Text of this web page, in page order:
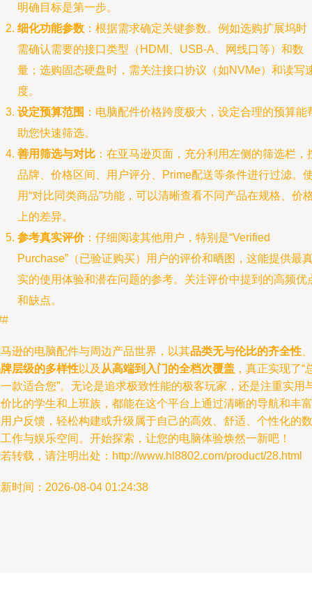
明确目标是第一步。
细化功能参数 ：根据需求确定关键参数。例如选购扩展坞时
需确认需要的接口类型（HDMI、USB-A、网线口等）和数
量；选购固态硬盘时，需关注接口协议（如NVMe）和读写
度。
设定预算范围 ：电脑配件价格跨度极大，设定合理的预算能
助您快速筛选。
善用筛选与对比 ：在亚马逊页面，充分利用左侧的筛选栏，
品牌、价格区间、用户评分、Prime配送等条件进行过滤。
用“对比同类商品”功能，可以清晰查看不同产品在规格、价
上的差异。
参考真实评价：仔细阅读其他用户，特别是“Verified
Purchase”（已验证购买）用户的评价和晒图，这能提供最
实的使用体验和潜在问题的参考。关注评价中提到的高频优
和缺点。
逊的电脑配件与周边产品世界，以其品类无与伦比的齐全性
层级的多样性以及 从高端到入门的全档次覆盖 ，真正实现了“
款适合您”。无论是追求极致性能的极客玩家，还是注重实用
比的学生和上班族，都能在这个平台上通过清晰的导航和丰富
户反馈，轻松构建或升级属于自己的高效、舒适、个性化的数
作与娱乐空间。开始探索，让您的电脑体验焕然一新吧！
转载，请注明出处：http://www.hl8802.com/product/28.html
时间：2026-08-04 01:24:38